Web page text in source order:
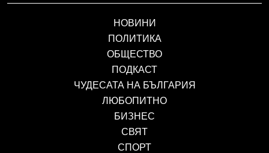
НОВИНИ
ПОЛИТИКА
ОБЩЕСТВО
ПОДКАСТ
ЧУДЕСАТА НА БЪЛГАРИЯ
ЛЮБОПИТНО
БИЗНЕС
СВЯТ
СПОРТ